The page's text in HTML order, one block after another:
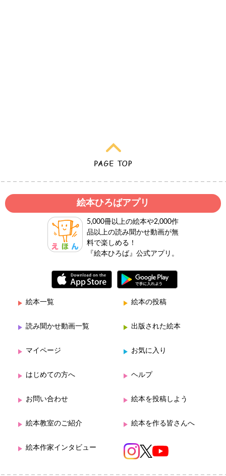
絵本ひろばアプリ
5,000冊以上の絵本や2,000作
品以上の読み聞かせ動画が無
料で楽しめる！
『絵本ひろば』公式アプリ。
絵本一覧 絵本の投稿
読み聞かせ動画一覧 出版された絵本
マイページ お気に入り
はじめての方へ ヘルプ
お問い合わせ 絵本を投稿しよう
絵本教室のご紹介 絵本を作る皆さんへ
絵本作家インタビュー